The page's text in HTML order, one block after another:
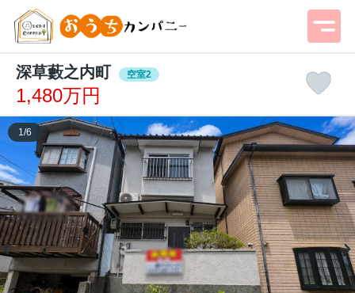
深草藪之内町 空室2
1,480万円
1 /6